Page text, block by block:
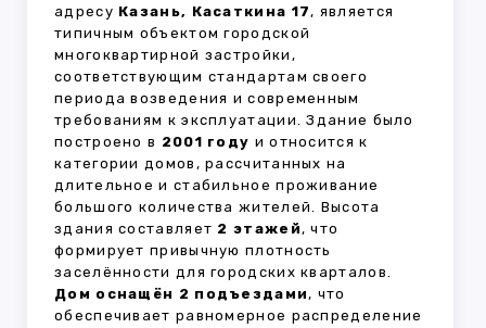
адресу Казань, Касаткина 17, является
типичным объектом городской
многоквартирной застройки,
соответствующим стандартам своего
периода возведения и современным
требованиям к эксплуатации. Здание было
построено в 2001 году и относится к
категории домов, рассчитанных на
длительное и стабильное проживание
большого количества жителей. Высота
здания составляет 2 этажей, что
формирует привычную плотность
заселённости для городских кварталов.
Дом оснащён 2 подъездами, что
обеспечивает равномерное распределение